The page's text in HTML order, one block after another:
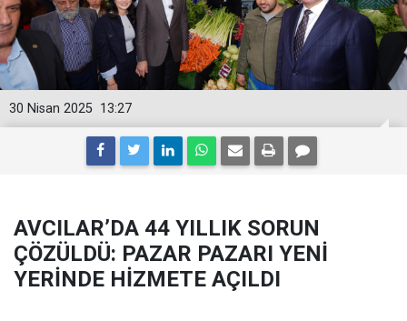
13:27
30 Nisan 2025
AVCILAR’DA 44 YILLIK SORUN
ÇÖZÜLDÜ: PAZAR PAZARI YENİ
YERİNDE HİZMETE AÇILDI